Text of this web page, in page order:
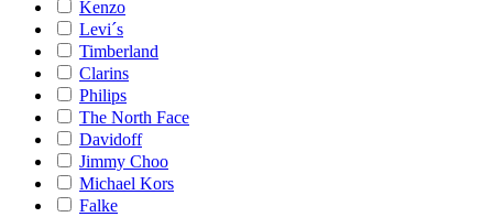
Kenzo
Levi´s
Timberland
Clarins
Philips
The North Face
Davidoff
Jimmy Choo
Michael Kors
Falke